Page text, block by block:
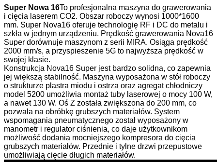
Super Nowa 16To profesjonalna maszyna do grawerowania
i cięcia laserem CO2. Obszar roboczy wynosi 1000*1600
mm. Super Nova16 oferuje technologię RF i DC do metalu i
szkła w jednym urządzeniu. Prędkość grawerowania Nova16
Super dorównuje maszynom z serii MIRA. Osiąga prędkość
2000 mm/s, a przyspieszenie 5G to najwyższa prędkość w
swojej klasie.
Konstrukcja Nova16 Super jest bardzo solidna, co zapewnia
jej większą stabilność. Maszyna wyposażona w stół roboczy
o strukturze plastra miodu i ostrza oraz agregat chłodniczy
model 5200 umożliwia montaż tuby laserowej o mocy 100 W,
a nawet 130 W. Oś Z została zwiększona do 200 mm, co
pozwala na obróbkę grubszych materiałów. System
wspomagania pneumatycznego został wyposażony w
manometr i regulator ciśnienia, co daje użytkownikom
możliwość dodania mocniejszego kompresora do cięcia
grubszych materiałów. Przednie i tylne drzwi przepustowe
umożliwiają cięcie długich materiałów.